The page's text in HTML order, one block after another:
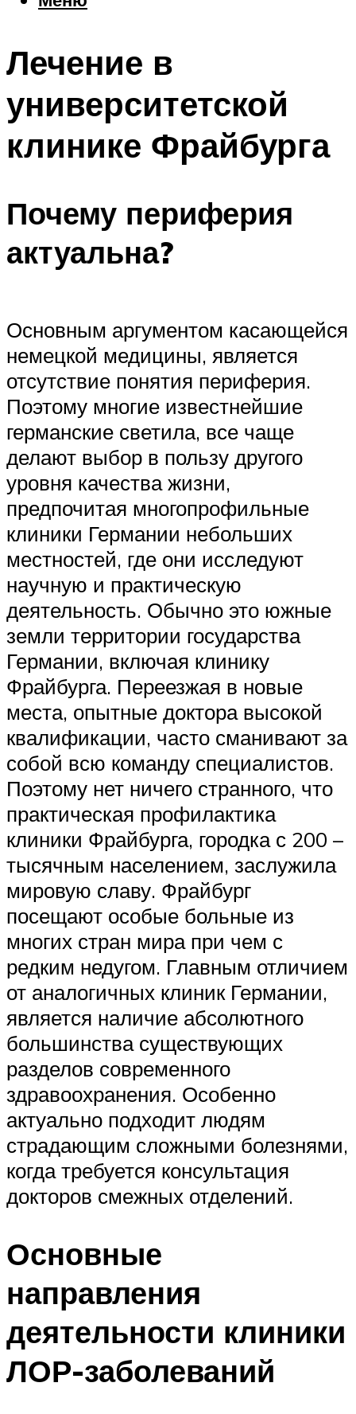
Шоппинг
Меню
Лечение в
университетской
клинике Фрайбурга
Почему периферия
актуальна?
Основным аргументом касающейся
немецкой медицины, является
отсутствие понятия периферия.
Поэтому многие известнейшие
германские светила, все чаще
делают выбор в пользу другого
уровня качества жизни,
предпочитая многопрофильные
клиники Германии небольших
местностей, где они исследуют
научную и практическую
деятельность. Обычно это южные
земли территории государства
Германии, включая клинику
Фрайбурга. Переезжая в новые
места, опытные доктора высокой
квалификации, часто сманивают за
собой всю команду специалистов.
Поэтому нет ничего странного, что
практическая профилактика
клиники Фрайбурга, городка с 200 –
тысячным населением, заслужила
мировую славу. Фрайбург
посещают особые больные из
многих стран мира при чем с
редким недугом. Главным отличием
от аналогичных клиник Германии,
является наличие абсолютного
большинства существующих
разделов современного
здравоохранения. Особенно
актуально подходит людям
страдающим сложными болезнями,
когда требуется консультация
докторов смежных отделений.
Основные
направления
деятельности клиники
ЛОР-заболеваний